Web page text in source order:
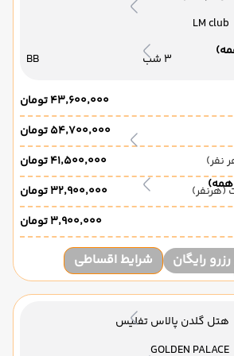
LM club
3 شب BB
۴۳٬۶۰۰٬۰۰۰ تومان
۵۴٬۷۰۰٬۰۰۰ تومان
نفر)
۴۱٬۵۰۰٬۰۰۰ تومان
۳۲٬۹۰۰٬۰۰۰ تومان
۳٬۹۰۰٬۰۰۰ تومان
رایگان شرایط اقساطی
هتل گلدن پالاس تفلیس
GOLDEN PALACE